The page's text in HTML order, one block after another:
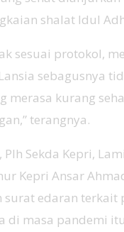
shalat Idul
sesuai protokol,
sebagusnya
merasa kurang
terangnya.
Plh Sekda Kepri,
Kepri Ansar
surat edaran terkait
di masa pandemi